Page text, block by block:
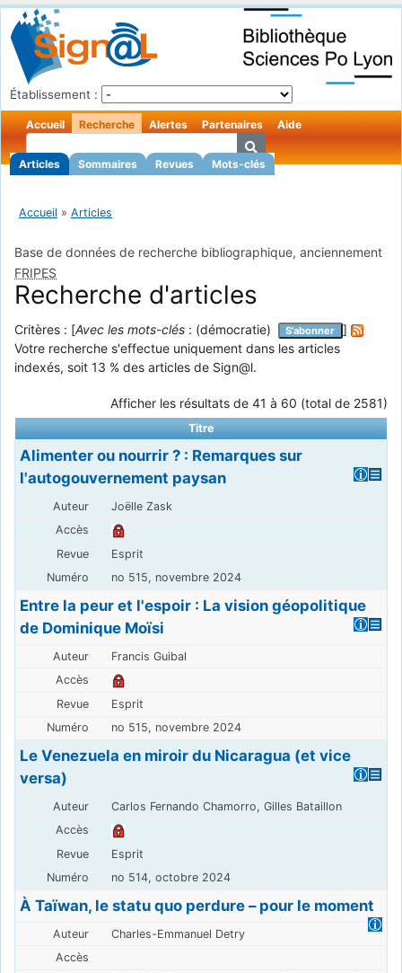
Établissement :
Accueil Recherche
Articles Sommaires Revues Mots-clés
Alertes Partenaires Aide
Accueil » Articles
Base de données de recherche bibliographique, anciennement
FRIPES
Recherche d'articles
Critères : [Avec les mots-clés : (démocratie) S'abonner
]
Votre recherche s'effectue uniquement dans les articles
indexés, soit 13 % des articles de Sign@l.
Afficher les résultats de 41 à 60 (total de 2581)
Titre
Alimenter ou nourrir ? : Remarques sur
l'autogouvernement paysan
Joëlle Zask
Esprit
no 515, novembre 2024
Entre la peur et l'espoir : La vision géopolitique
de Dominique Moïsi
Francis Guibal
Esprit
no 515, novembre 2024
Le Venezuela en miroir du Nicaragua (et vice
versa)
Carlos Fernando Chamorro, Gilles Bataillon
Esprit
no 514, octobre 2024
À Taïwan, le statu quo perdure – pour le moment
Charles-Emmanuel Detry